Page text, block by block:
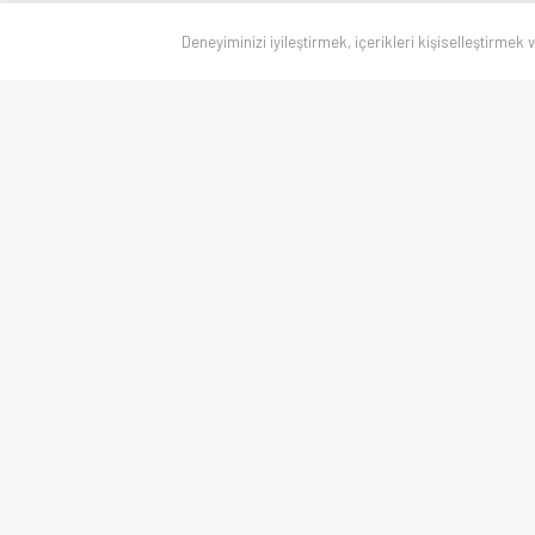
Deneyiminizi iyileştirmek, içerikleri kişiselleştirmek